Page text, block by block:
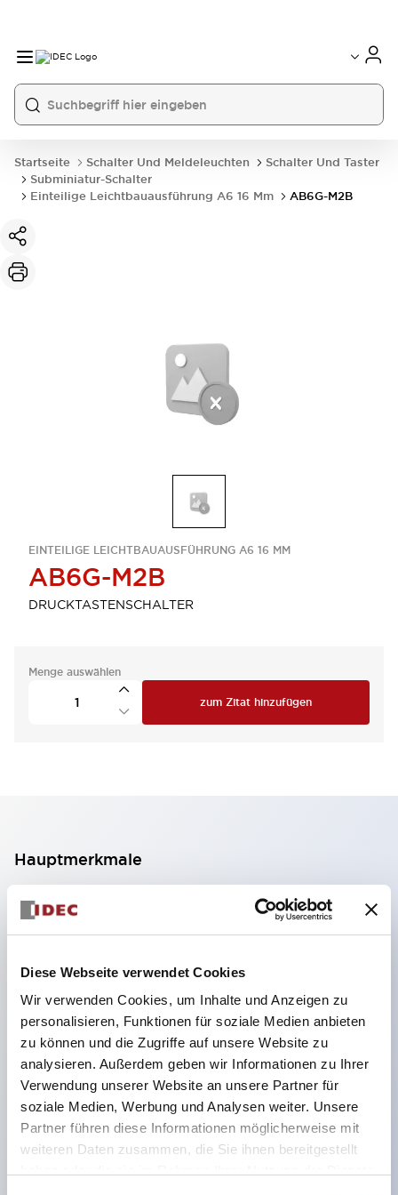
Diese Webseite verwendet Cookies
Wir verwenden Cookies, um Inhalte und Anzeigen zu
personalisieren, Funktionen für soziale Medien anbieten
zu können und die Zugriffe auf unsere Website zu
analysieren. Außerdem geben wir Informationen zu Ihrer
Verwendung unserer Website an unsere Partner für
soziale Medien, Werbung und Analysen weiter. Unsere
Partner führen diese Informationen möglicherweise mit
weiteren Daten zusammen, die Sie ihnen bereitgestellt
Startseite Schalter Und Meldeleuchten
Schalter Und Taster
Subminiatur-Schalter
Einteilige Leichtbauausführung A6 16 Mm
AB6G-M2B
EINTEILIGE LEICHTBAUAUSFÜHRUNG A6 16 MM
AB6G-M2B
DRUCKTASTENSCHALTER
Menge auswählen
zum Zitat hinzufügen
Hauptmerkmale
Geeignet für ein breites Anwendungsspektrum
von der Konsumelektronik bis zum FA-Bereich
Schutzarten IP40 und IP65 vollständig verfügbar
(IEC 60529)
UL- und CSA-zertifiziert. Entspricht EN (Europa)
Normen. CCC-zertifiziert (außer Anzeigeleuchten).
Mit speziellem Zubehör leicht auf Φ22 Flash-
Silhouette umstellbar